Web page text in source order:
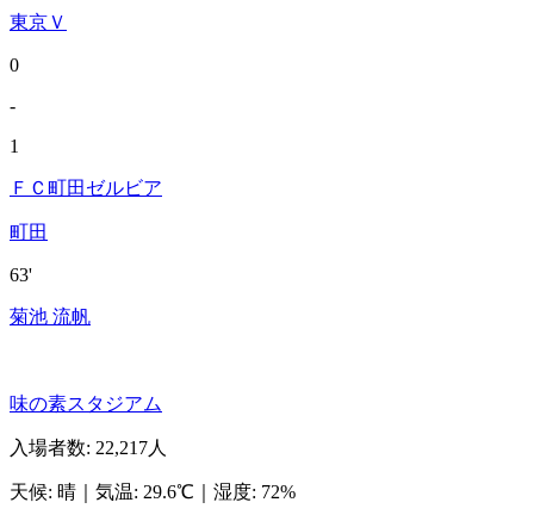
東京Ｖ
0
-
1
ＦＣ町田ゼルビア
町田
63'
菊池 流帆
味の素スタジアム
入場者数: 22,217人
天候: 晴 気温: 29.6℃ 湿度: 72%